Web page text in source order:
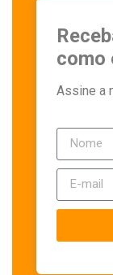
como
Assine a